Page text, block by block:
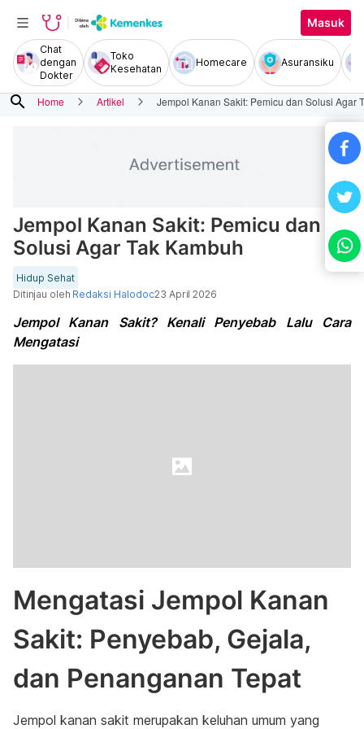
Masuk
Chat
dengan
Dokter
Toko
Kesehatan
Homecare Asuransiku
search Home Artikel Jempol Kanan Sakit: Pemicu dan Solusi Agar
Jempol Kanan Sakit: Pemicu dan
Solusi Agar Tak Kambuh
Hidup Sehat
Ditinjau oleh Redaksi Halodoc23 April 2026
Jempol Kanan Sakit? Kenali Penyebab Lalu Cara
Mengatasi
Mengatasi Jempol Kanan
Sakit: Penyebab, Gejala,
dan Penanganan Tepat
Jempol kanan sakit merupakan keluhan umum yang